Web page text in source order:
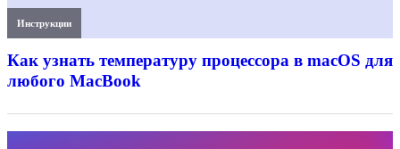
Инструкции
Как узнать температуру процессора в macOS для
любого MacBook